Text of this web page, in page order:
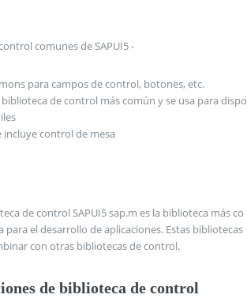
comunes de SAPUI5 -
para campos de control, botones, etc.
biblioteca de control más común y se usa para dispo
incluye control de mesa
de control SAPUI5 sap.m es la biblioteca más co
para el desarrollo de aplicaciones. Estas bibliotecas
con otras bibliotecas de control.
de biblioteca de control